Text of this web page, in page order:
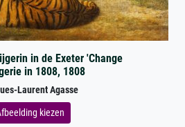
in de Exeter 'Change
in 1808, 1808
Laurent Agasse
kiezen